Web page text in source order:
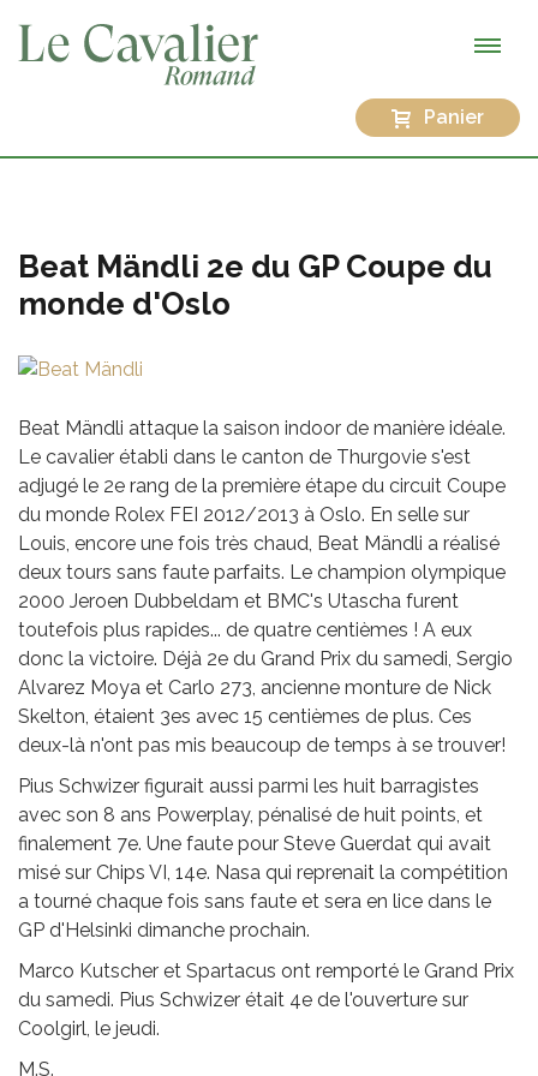
Panier
Beat Mändli 2e du GP Coupe du
monde d'Oslo
Beat Mändli attaque la saison indoor de manière idéale.
Le cavalier établi dans le canton de Thurgovie s'est
adjugé le 2e rang de la première étape du circuit Coupe
du monde Rolex FEI 2012/2013 à Oslo. En selle sur
Louis, encore une fois très chaud, Beat Mändli a réalisé
deux tours sans faute parfaits. Le champion olympique
2000 Jeroen Dubbeldam et BMC's Utascha furent
toutefois plus rapides... de quatre centièmes ! A eux
donc la victoire. Déjà 2e du Grand Prix du samedi, Sergio
Alvarez Moya et Carlo 273, ancienne monture de Nick
Skelton, étaient 3es avec 15 centièmes de plus. Ces
deux-là n'ont pas mis beaucoup de temps à se trouver!
Pius Schwizer figurait aussi parmi les huit barragistes
avec son 8 ans Powerplay, pénalisé de huit points, et
finalement 7e. Une faute pour Steve Guerdat qui avait
misé sur Chips VI, 14e. Nasa qui reprenait la compétition
a tourné chaque fois sans faute et sera en lice dans le
GP d'Helsinki dimanche prochain.
Marco Kutscher et Spartacus ont remporté le Grand Prix
du samedi. Pius Schwizer était 4e de l'ouverture sur
Coolgirl, le jeudi.
M.S.